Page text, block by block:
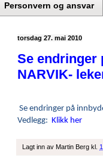
Personvern og ansvar
torsdag 27. mai 2010
Se endringer
NARVIK-
Se endringer på
Vedlegg: Klikk her
Lagt inn av Martin Berg kl.